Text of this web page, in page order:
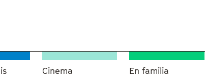
Cinema En familia